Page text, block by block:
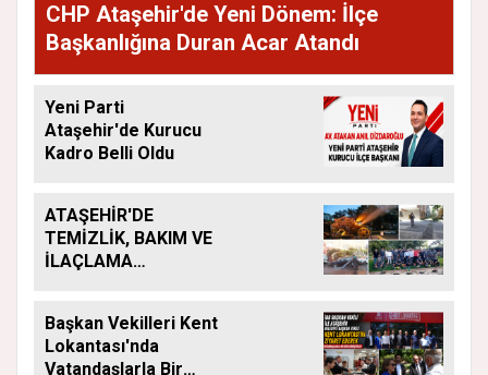
CHP Ataşehir'de Yeni Dönem: İlçe
Başkanlığına Duran Acar Atandı
Yeni Parti
Ataşehir'de Kurucu
Kadro Belli Oldu
ATAŞEHİR'DE
TEMİZLİK, BAKIM VE
İLAÇLAMA
Başkan Vekilleri Kent
Lokantası'nda
Vatandaşlarla Bir